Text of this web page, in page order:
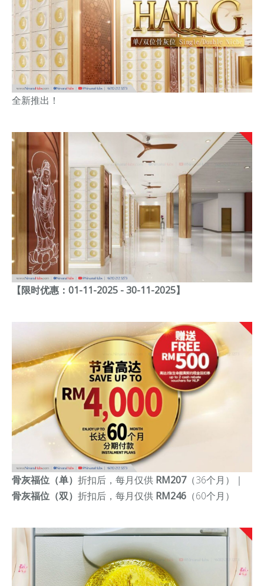
全新推出！
【限时优惠：01-11-2025 - 30-11-2025】
骨灰福位（单） 折扣后，每月仅供 RM207（36个月）｜
骨灰福位（双） 折扣后，每月仅供 RM246 （60个月）